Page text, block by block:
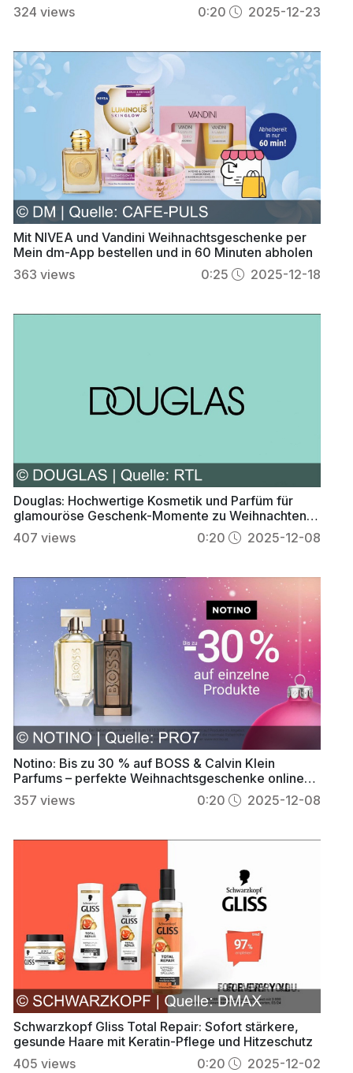
324 views 0:20 2025-12-23
Mit NIVEA und Vandini Weihnachtsgeschenke per
Mein dm-App bestellen und in 60 Minuten abholen
363 views 0:25 2025-12-18
Douglas: Hochwertige Kosmetik und Parfüm für
glamouröse Geschenk-Momente zu Weihnachten
entdecken
407 views 0:20 2025-12-08
Notino: Bis zu 30 % auf BOSS & Calvin Klein
Parfums – perfekte Weihnachtsgeschenke online
sichern
357 views 0:20 2025-12-08
Schwarzkopf Gliss Total Repair: Sofort stärkere,
gesunde Haare mit Keratin-Pflege und Hitzeschutz
405 views 0:20 2025-12-02